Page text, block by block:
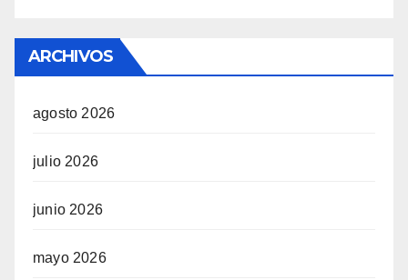
ARCHIVOS
agosto 2026
julio 2026
junio 2026
mayo 2026